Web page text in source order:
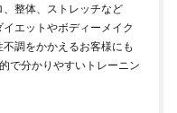
整体、ストレッチなど
エットやボディーメイク
調をかかえるお客様にも
で分かりやすいトレーニン